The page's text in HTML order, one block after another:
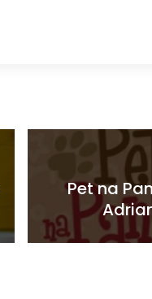
Pet na